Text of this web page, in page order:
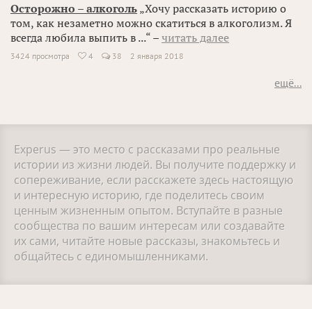
Осторожно – алкоголь „Хочу рассказать историю о
том, как незаметно можно скатиться в алкоголизм. Я
всегда любила выпить в ...“ – читать далее
3424 просмотра  4 38 2 января 2018
ещё...
Experus — это место с рассказами про реальные
истории из жизни людей. Вы получите поддержку и
сопереживание, если расскажете здесь настоящую
и интересную историю, где поделитесь своим
ценным жизненным опытом. Вступайте в разные
сообщества по вашим интересам или создавайте
их сами, читайте новые рассказы, знакомьтесь и
общайтесь с единомышленниками.